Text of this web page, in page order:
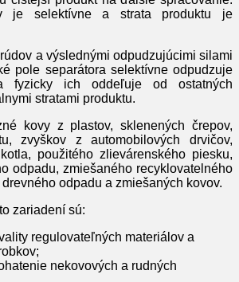
je selektívne a strata produktu je
a výslednými odpudzujúcimi silami
pole separátora selektívne odpudzuje
fyzicky ich oddeľuje od ostatných
stratami produktu.
kovy z plastov, sklenených črepov,
zvyškov z automobilových drvičov,
použitého zlievárenského piesku,
odpadu, zmiešaného recyklovatelného
odpadu a zmiešaných kovov.
zariadení sú:
regulovateľných materiálov a
nekovových a rudných